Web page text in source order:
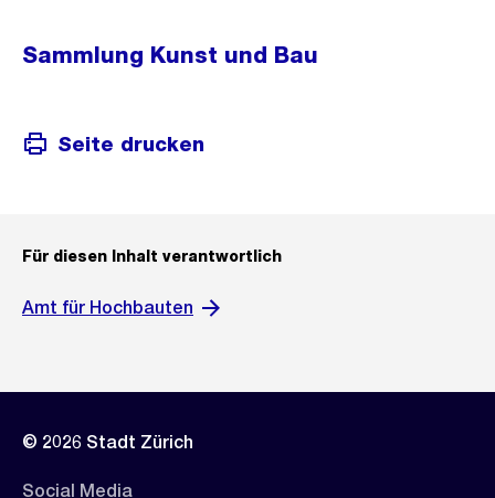
Sammlung Kunst und Bau
Seite drucken
Für diesen Inhalt verantwortlich
Amt für Hochbauten
© 2026 Stadt Zürich
Social Media